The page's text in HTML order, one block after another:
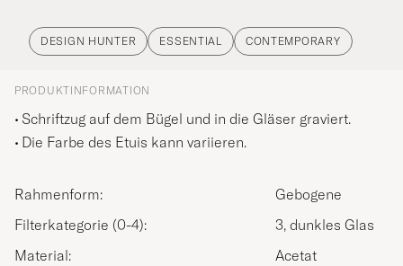
DESIGN HUNTER ESSENTIAL CONTEMPORARY
PRODUKTINFORMATION
Schriftzug auf dem Bügel und in die Gläser graviert.
Die Farbe des Etuis kann variieren.
Rahmenform:
Gebogene
Filterkategorie (0-4):
3, dunkles Glas
Material:
Acetat